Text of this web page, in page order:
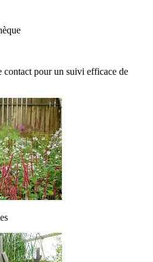
pour un suivi efficace de